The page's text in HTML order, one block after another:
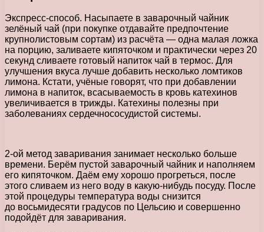
Экспресс-способ. Насыпаете в заварочный чайник
зелёный чай (при покупке отдавайте предпочтение
крупнолистовым сортам) из расчёта — одна малая ложка
на порцию, заливаете кипяточком и практически через 20
секунд сливаете готовый напиток чай в термос. Для
улучшения вкуса лучше добавить несколько ломтиков
лимона. Кстати, учёные говорят, что при добавлении
лимона в напиток, всасываемость в кровь катехинов
увеличивается в трижды. Катехины полезны при
заболеваниях сердечнососудистой системы.
2-ой метод заваривания занимает несколько больше
времени. Берём пустой заварочный чайник и наполняем
его кипяточком. Даём ему хорошо прогреться, после
этого сливаем из него воду в какую-нибудь посуду. После
этой процедуры температура воды снизится
до восьмидесяти градусов по Цельсию и совершенно
подойдёт для заваривания.